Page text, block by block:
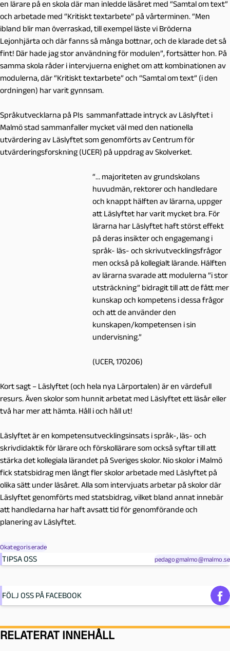
en lärare på en skola där man inledde läsåret med “Samtal om text”
och arbetade med “Kritiskt textarbete” på vårterminen. “Men
ibland blir man överraskad, till exempel läste vi Bröderna
Lejonhjärta och där fanns så många bottnar, och de klarade det så
fint! Där hade jag stor användning för modulen”, fortsätter hon. På
samma skola råder i intervjuerna enighet om att kombinationen av
modulerna, där “Kritiskt textarbete” och “Samtal om text” (i den
ordningen) har varit gynnsam.
Språkutvecklarna på PIs sammanfattade intryck av Läslyftet i
Malmö stad sammanfaller mycket väl med den nationella
utvärdering av Läslyftet som genomförts av Centrum för
utvärderingsforskning (UCER) på uppdrag av Skolverket.
“… majoriteten av grundskolans
huvudmän, rektorer och handledare
och knappt hälften av lärarna, uppger
att Läslyftet har varit mycket bra. För
lärarna har Läslyftet haft störst effekt
på deras insikter och engagemang i
språk- läs- och skrivutvecklingsfrågor
men också på kollegialt lärande. Hälften
av lärarna svarade att modulerna ”i stor
utsträckning” bidragit till att de fått mer
kunskap och kompetens i dessa frågor
och att de använder den
kunskapen/kompetensen i sin
undervisning.”
(UCER, 170206)
Kort sagt – Läslyftet (och hela nya Lärportalen) är en värdefull
resurs. Även skolor som hunnit arbetat med Läslyftet ett läsår eller
två har mer att hämta. Håll i och håll ut!
Läslyftet är en kompetensutvecklingsinsats i språk-, läs- och
skrivdidaktik för lärare och förskollärare som också syftar till att
stärka det kollegiala lärandet på Sveriges skolor. Nio skolor i Malmö
fick statsbidrag men långt fler skolor arbetade med Läslyftet på
olika sätt under läsåret. Alla som intervjuats arbetar på skolor där
Läslyftet genomförts med statsbidrag, vilket bland annat innebär
att handledarna har haft avsatt tid för genomförande och
planering av Läslyftet.
Okategoriserade
TIPSA OSS pedagogmalmo@malmo.se
FÖLJ OSS PÅ FACEBOOK
RELATERAT INNEHÅLL